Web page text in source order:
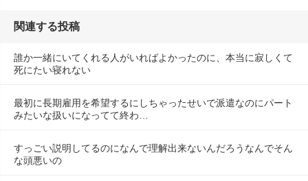
関連する投稿
誰か一緒にいてくれる人がいればよかったのに、本当に寂しくて
死にたい寝れない
最初に長期雇用を希望するにしちゃったせいで派遣なのにパート
みたいな扱いになってて終わ…
すっごい説明してるのになんで理解出来ないんだろうなんでそん
な頭悪いの